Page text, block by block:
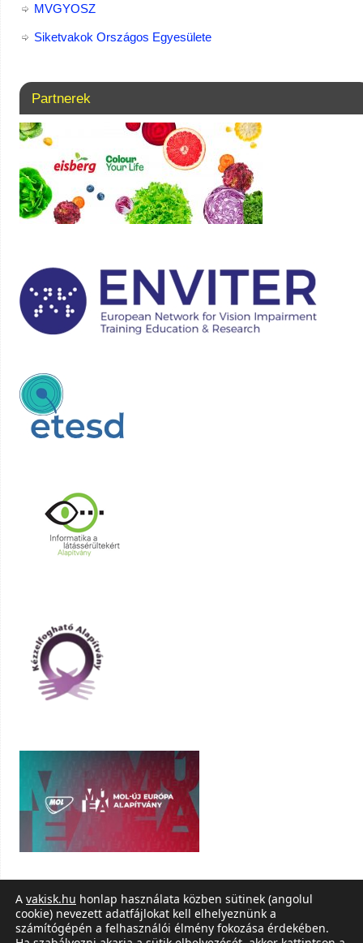
MVGYOSZ
Siketvakok Országos Egyesülete
Partnerek
A vakisk.hu honlap használata közben sütinek (angolul
cookie) nevezett adatfájlokat kell elhelyeznünk a
számítógépén a felhasználói élmény fokozása érdekében.